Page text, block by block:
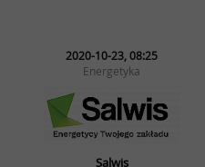
2020-10-23, 08:25
Energetyka
Salwis